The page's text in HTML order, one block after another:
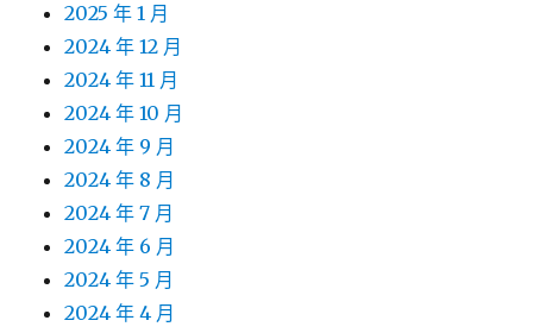
2025 年 1 月
2024 年 12 月
2024 年 11 月
2024 年 10 月
2024 年 9 月
2024 年 8 月
2024 年 7 月
2024 年 6 月
2024 年 5 月
2024 年 4 月